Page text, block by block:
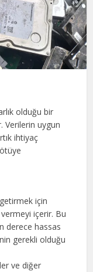
olduğu bir
Verilerin uygun
ihtiyaç
için
içerir. Bu
derece hassas
gerekli olduğu
ve diğer